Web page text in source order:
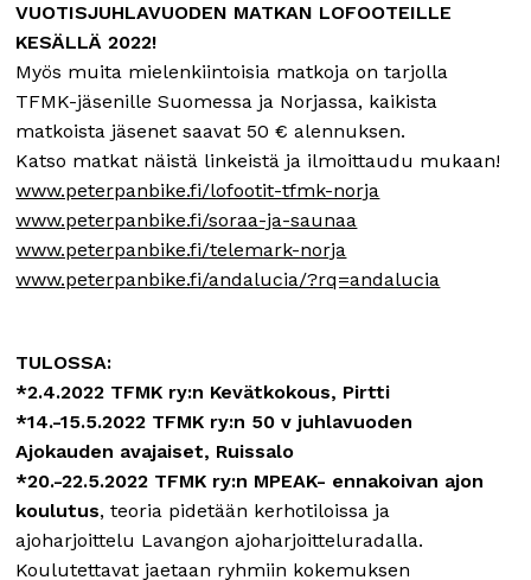
VUOTISJUHLAVUODEN MATKAN LOFOOTEILLE
KESÄLLÄ 2022!
Myös muita mielenkiintoisia matkoja on tarjolla
TFMK-jäsenille Suomessa ja Norjassa, kaikista
matkoista jäsenet saavat 50 € alennuksen.
Katso matkat näistä linkeistä ja ilmoittaudu mukaan!
www.peterpanbike.fi/lofootit-tfmk-norja
www.peterpanbike.fi/soraa-ja-saunaa
www.peterpanbike.fi/telemark-norja
www.peterpanbike.fi/andalucia/?rq=andalucia
TULOSSA:
*2.4.2022 TFMK ry:n Kevätkokous, Pirtti
*14.-15.5.2022 TFMK ry:n 50 v juhlavuoden
Ajokauden avajaiset, Ruissalo
*20.-22.5.2022 TFMK ry:n MPEAK- ennakoivan ajon
koulutus, teoria pidetään kerhotiloissa ja
ajoharjoittelu Lavangon ajoharjoitteluradalla.
Koulutettavat jaetaan ryhmiin kokemuksen